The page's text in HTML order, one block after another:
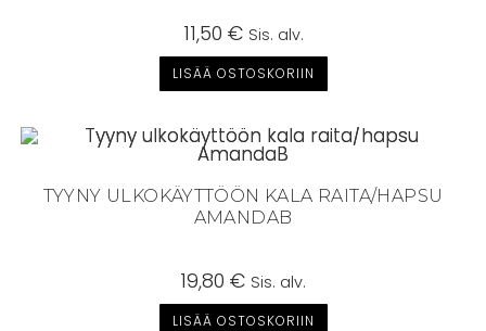
11,50 € Sis. alv.
LISÄÄ OSTOSKORIIN
TYYNY ULKOKÄYTTÖÖN KALA RAITA/HAPSU
AMANDAB
19,80 € Sis. alv.
LISÄÄ OSTOSKORIIN